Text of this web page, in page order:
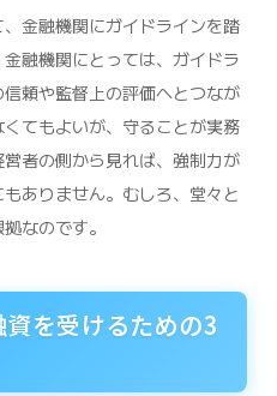
金融機関にガイドラインを踏
融機関にとっては、ガイドラ
頼や監督上の評価へとつなが
てもよいが、守ることが実務
者の側から見れば、強制力が
ありません。むしろ、堂々と
なのです。
を受けるための3